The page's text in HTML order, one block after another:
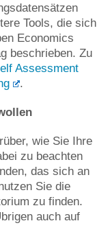
Tools, die sich
Economics
beschrieben. Zu
Assessment
.
wie Sie Ihre
zu beachten
das sich an
Sie die
zu finden.
auch auf